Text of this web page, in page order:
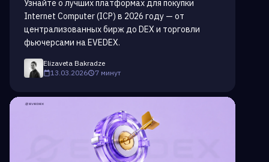
Узнайте о лучших платформах для покупки
Internet Computer (ICP) в 2026 году — от
централизованных бирж до DEX и торговли
фьючерсами на EVEDEX.
Elizaveta Bakradze
13.03.2026
7 минут